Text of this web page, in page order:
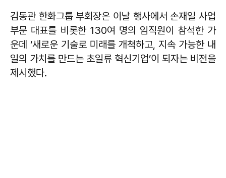
김동관 한화그룹 부회장은 이날 행사에서 손재일 사업
부문 대표를 비롯한 130여 명의 임직원이 참석한 가
운데 ‘새로운 기술로 미래를 개척하고, 지속 가능한 내
일의 가치를 만드는 초일류 혁신기업’이 되자는 비전을
제시했다.